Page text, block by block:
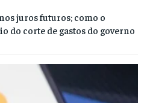
juros futuros; como o
do corte de gastos do governo